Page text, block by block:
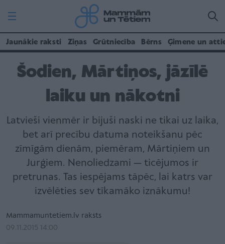
Jaunākie raksti Ziņas Grūtniecība Bērns Ģimene un
Šodien, Mārtiņos, jāzīlē
laiku un nākotni
Latvieši vienmēr ir bijuši naski ne tikai uz laika,
bet arī precību datuma noteikšanu pēc
zīmīgām dienām, piemēram, Mārtiņiem un
Jurģiem. Nenoliedzami — ticējumos ir
pretrunas. Tas iespējams tāpēc, lai katrs var
izvēlēties sev tīkamāko iznākumu!
Mammamuntetiem.lv raksts
09.11.2015 14:00